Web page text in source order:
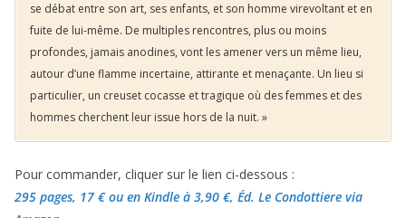
se débat entre son art, ses enfants, et son homme virevoltant et en
fuite de lui-même. De multiples rencontres, plus ou moins
profondes, jamais anodines, vont les amener vers un même lieu,
autour d’une flamme incertaine, attirante et menaçante. Un lieu si
particulier, un creuset cocasse et tragique où des femmes et des
hommes cherchent leur issue hors de la nuit. »
Pour commander, cliquer sur le lien ci-dessous :
295 pages, 17 €ou en Kindle à 3,90 €, Éd. Le Condottiere via